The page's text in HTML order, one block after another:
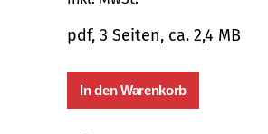
pdf, 3 Seiten, ca. 2,4 MB
In den Warenkorb